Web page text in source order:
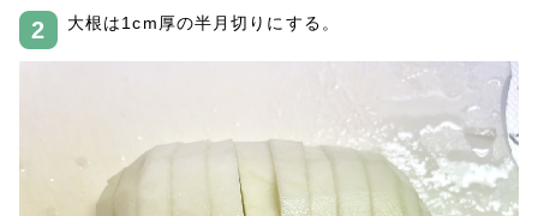
大根は1cm厚の半月切りにする。